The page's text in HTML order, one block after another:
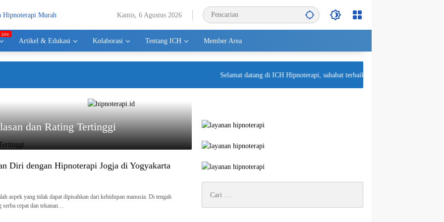
Kamis, 6 Agustus 2026
Artikel & Edukasi Kolaborasi Tentang ICH Member Area
Selamat datang di ICH Hipnoterapi, sahabat terbaik untuk kesehatan mental
dan Rating Tertinggi
Diri dengan Hipnoterapi Jogja di Yogyakarta
aspek yang tidak dapat dipisahkan dari kehidupan manusia. Di tengah
serba cepat dan tekanan…
untuk: